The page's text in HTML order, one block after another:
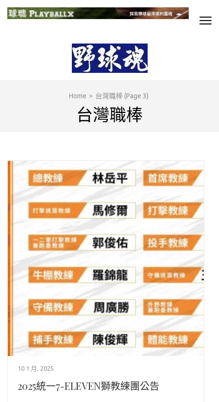
Skip
Home > 台灣職棒(Page 3)
台灣職棒
10 1 月, 2025
2025統一7-ELEVEN獅教練團公告